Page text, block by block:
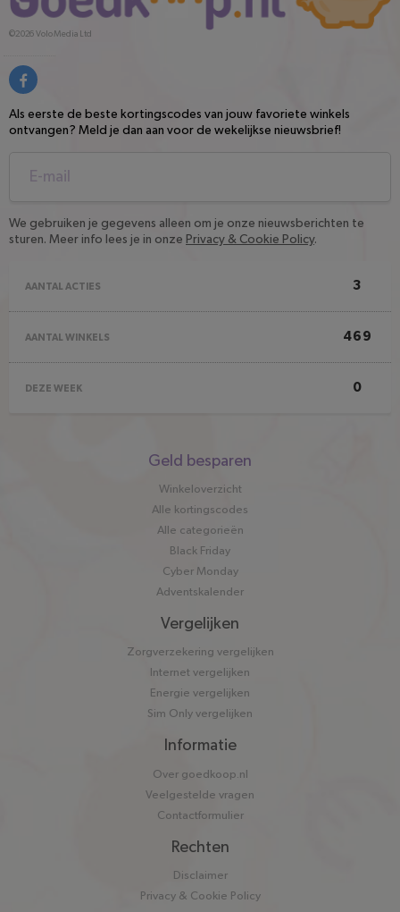
©2026Volo Media Ltd
Als eerste de beste kortingscodes van jouw favoriete winkels
ontvangen? Meld je dan aan voor de wekelijkse nieuwsbrief!
We gebruiken je gegevens alleen om je onze nieuwsberichten te
sturen. Meer info lees je in onze Privacy & Cookie Policy.
AANTAL ACTIES 3
AANTAL WINKELS 469
DEZE WEEK 0
Geld besparen
Winkeloverzicht
Alle kortingscodes
Alle categorieën
Black Friday
Cyber Monday
Adventskalender
Vergelijken
Zorgverzekering vergelijken
Internet vergelijken
Energie vergelijken
Sim Only vergelijken
Informatie
Over goedkoop.nl
Veelgestelde vragen
Contactformulier
Rechten
Disclaimer
Privacy & Cookie Policy